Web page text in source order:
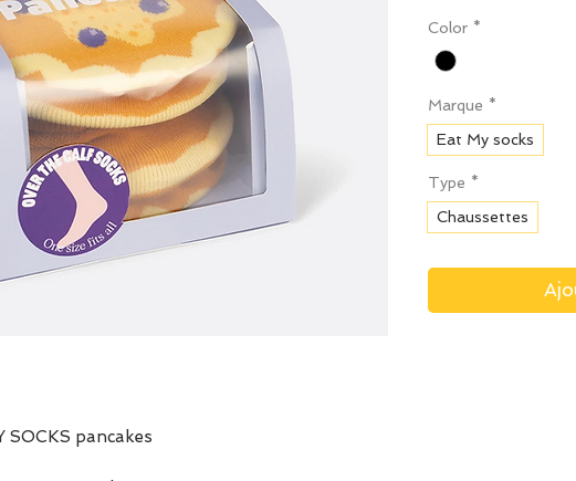
SOCKS pancakes
Color *
Marque *
Eat My socks
Type *
Chaussettes